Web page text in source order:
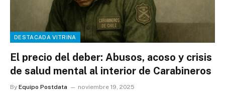
DESTACADA VITRINA
El precio del deber: Abusos, acoso y crisis
de salud mental al interior de Carabineros
By Equipo Postdata noviembre 19, 2025